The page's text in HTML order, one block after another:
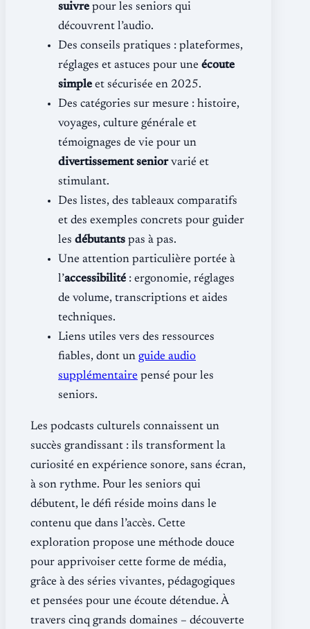
suivre pour les seniors qui
découvrent l’audio.
Des conseils pratiques : plateformes,
réglages et astuces pour une écoute
simple et sécurisée en 2025.
Des catégories sur mesure : histoire,
voyages, culture générale et
témoignages de vie pour un
divertissement seniorvarié et
stimulant.
Des listes, des tableaux comparatifs
et des exemples concrets pour guider
les débutants pas à pas.
Une attention particulière portée à
l’accessibilité : ergonomie, réglages
de volume, transcriptions et aides
techniques.
Liens utiles vers des ressources
fiables, dont un guide audio
supplémentaire pensé pour les
seniors.
Les podcasts culturels connaissent un
succès grandissant : ils transforment la
curiosité en expérience sonore, sans écran,
à son rythme. Pour les seniors qui
débutent, le défi réside moins dans le
contenu que dans l’accès. Cette
exploration propose une méthode douce
pour apprivoiser cette forme de média,
grâce à des séries vivantes, pédagogiques
et pensées pour une écoute détendue. À
travers cinq grands domaines – découverte